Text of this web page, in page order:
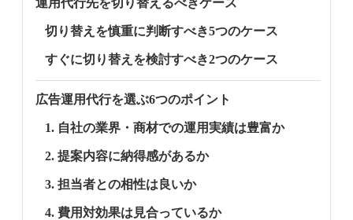
切り替えを慎重に判断すべき5つのケース
すぐに切り替えを検討すべき2つのケース
広告運用代行を選ぶ6つのポイント
1. 自社の業界・商材での運用実績は豊富か
2. 提案内容に納得感があるか
3. 担当者との相性は良いか
4. 費用対効果は見合っているか